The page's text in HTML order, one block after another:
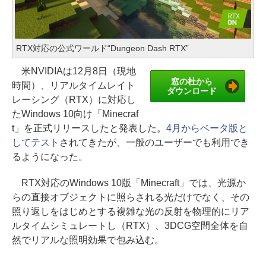
RTX対応の公式ワールド“Dungeon Dash RTX”
窓の杜から
ダウンロード
米NVIDIAは12月8日（現地
時間）、リアルタイムレイト
レーシング（RTX）に対応し
たWindows 10向け「Minecraf
t」を正式リリースしたと発表した。 4月からベータ版と
してテスト されてきたが、一般のユーザーでも利用でき
るようになった。
RTX対応のWindows 10版「Minecraft」では、光源か
らの直接オブジェクトに照らされる光だけでなく、その
照り返しをはじめとする複雑な光の反射を物理的にリア
ルタイムシミュレートし（RTX）、3DCG空間全体を自
然でリアルな照明効果で包み込む。